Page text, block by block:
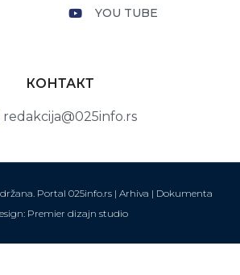
YOU TUBE
КОНТАКТ
redakcija@025info.rs
Portal 025info.rs | Arhiva | Dokumenta
Premier dizajn studio